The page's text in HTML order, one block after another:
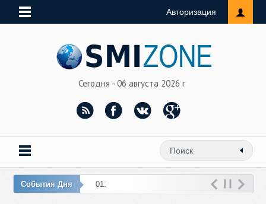
Авторизация
Сегодня - 06 августа 2026 г
События Дня 01:37 – Встреча